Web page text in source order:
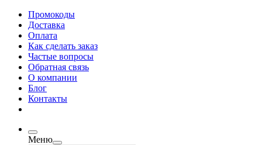
Промокоды
Доставка
Оплата
Как сделать заказ
Частые вопросы
Обратная связь
О компании
Блог
Контакты
Меню